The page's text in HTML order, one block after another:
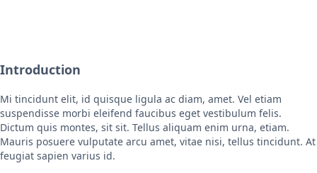
Introduction
Mi tincidunt elit, id quisque ligula ac diam, amet. Vel etiam
suspendisse morbi eleifend faucibus eget vestibulum felis.
Dictum quis montes, sit sit. Tellus aliquam enim urna, etiam.
Mauris posuere vulputate arcu amet, vitae nisi, tellus tincidunt. At
feugiat sapien varius id.